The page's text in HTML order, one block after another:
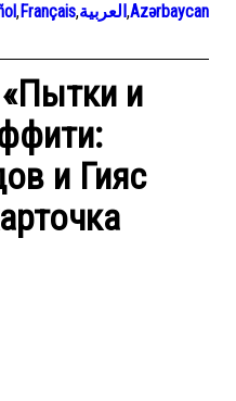
,Français,العربية,Azərbaycan
и
и Гияс